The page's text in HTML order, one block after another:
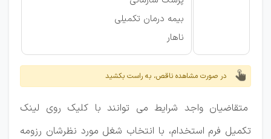
بیمه درمان تکمیلی
ناهار
در صورت مشاهده ناقص، به راست بکشید
متقاضیان واجد شرایط می توانند با کلیک روی لینک
تکمیل فرم استخدام، با انتخاب شغل مورد نظرشان رزومه